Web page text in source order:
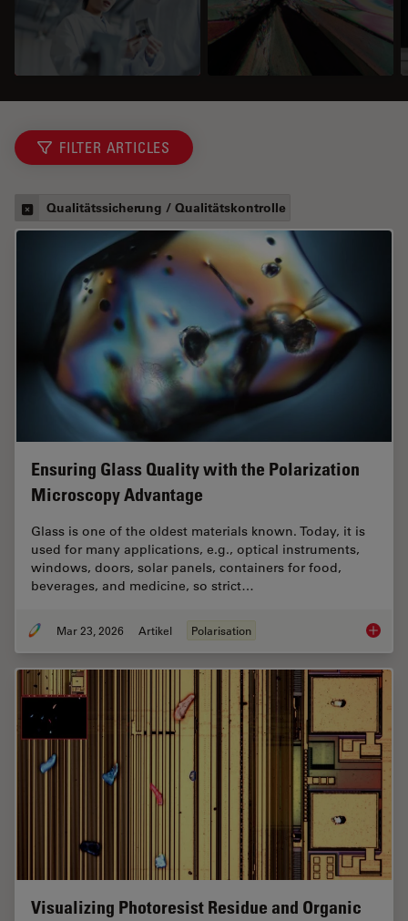
FILTER ARTICLES
Qualitätssicherung / Qualitätskontrolle
Ensuring Glass Quality with the Polarization
Microscopy Advantage
Glass is one of the oldest materials known. Today, it is
used for many applications, e.g., optical instruments,
windows, doors, solar panels, containers for food,
beverages, and medicine, so strict…
Mar 23, 2026 Artikel Polarisation
Visualizing Photoresist Residue and Organic